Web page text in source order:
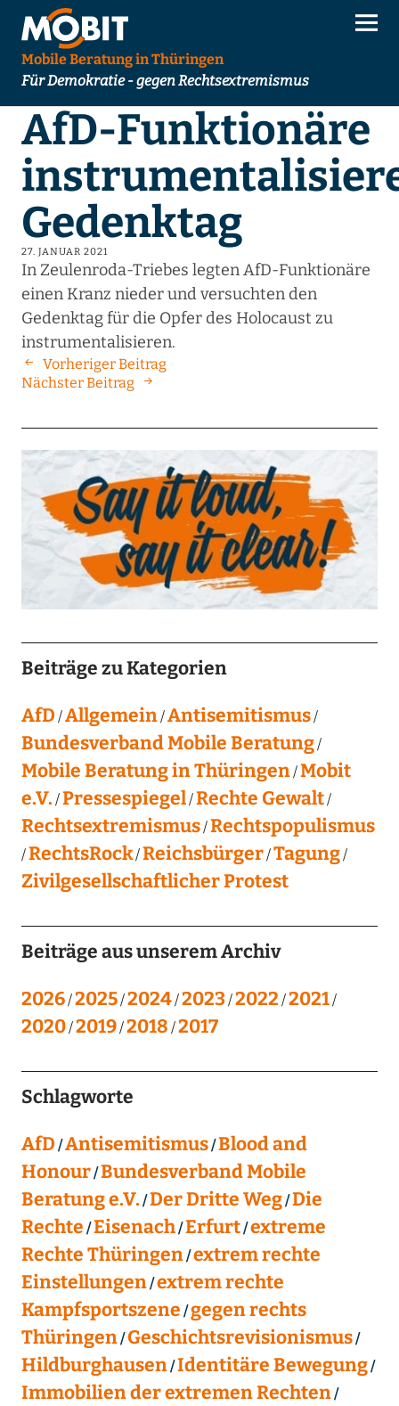
Mobile Beratung in Thüringen
Für Demokratie - gegen Rechtsextremismus
AfD-Funktionäre
Gedenktag
27. JANUAR 2021
In Zeulenroda-Triebes legten AfD-Funktionäre
einen Kranz nieder und versuchten den
Gedenktag für die Opfer des Holocaust zu
instrumentalisieren.
Vorheriger Beitrag
Nächster Beitrag
Beiträge zu Kategorien
AfD Allgemein Antisemitismus
Bundesverband Mobile Beratung
Mobile Beratung in Thüringen Mobit
e.V. Pressespiegel Rechte Gewalt
Rechtsextremismus Rechtspopulismus
RechtsRock Reichsbürger Tagung
Zivilgesellschaftlicher Protest
Beiträge aus unserem Archiv
2026 2025 2024 2023 2022 2021
2020 2019 2018 2017
Schlagworte
AfD Antisemitismus Blood and
Honour Bundesverband Mobile
Beratung e.V. Der Dritte Weg Die
Rechte Eisenach Erfurt extreme
Rechte Thüringen extrem rechte
Einstellungen extrem rechte
Kampfsportszene gegen rechts
Thüringen Geschichtsrevisionismus
Hildburghausen Identitäre Bewegung
Immobilien der extremen Rechten